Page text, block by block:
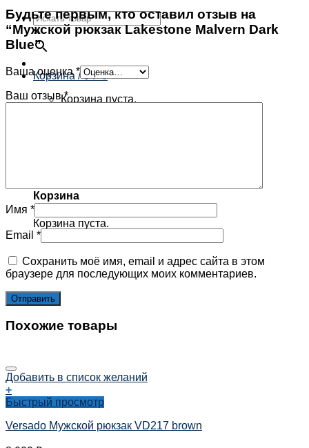
×
Корзина /0₽ 0
Корзина пуста.
Корзина
Корзина пуста.
Будьте первым, кто оставил отзыв на
“Мужской рюкзак Lakestone Malvern Dark
Blue”
Ваша оценка*
Ваш отзыв*
Имя *
Email *
Сохранить моё имя, email и адрес сайта в этом
браузере для последующих моих комментариев.
Похожие товары
Добавить в список желаний
+
Быстрый просмотр
Versado Мужской рюкзак VD217 brown